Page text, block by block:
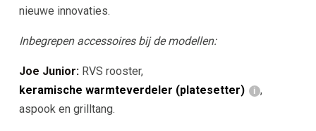
nieuwe innovaties.
Inbegrepen accessoires bij de modellen:
Joe Junior: RVS rooster,
keramische warmteverdeler (platesetter)
,
aspook en grilltang.